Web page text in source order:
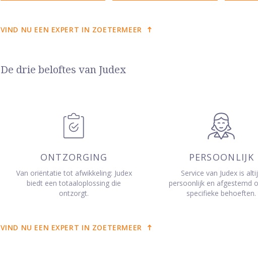
VIND NU EEN EXPERT IN ZOETERMEER
De drie beloftes van Judex
ONTZORGING
Van oriëntatie tot afwikkeling: Judex
biedt een totaaloplossing die
ontzorgt.
PERSOONLIJK
Service van Judex is
persoonlijk en afgestemd
specifieke behoeften.
VIND NU EEN EXPERT IN ZOETERMEER